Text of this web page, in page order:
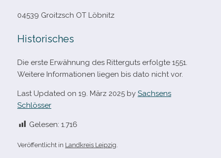
04539 Groitzsch OT Löbnitz
Historisches
Die erste Erwähnung des Ritterguts erfolgte 1551.
Weitere Informationen lie­gen bis dato nicht vor.
Last Updated on 19. März 2025 by Sachsens
Schlösser
Gelesen: 1.716
Veröffentlicht in Landkreis Leipzig